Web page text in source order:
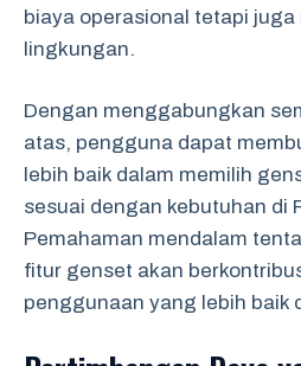
biaya operasional tetapi
lingkungan.
Dengan menggabungkan
atas, pengguna dapat
lebih baik dalam memilih
sesuai dengan kebutuhan di
Pemahaman mendalam
fitur genset akan
penggunaan yang lebih baik